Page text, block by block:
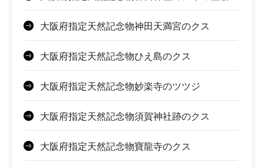
大阪府指定天然記念物神田天満宮のクス
大阪府指定天然記念物ひえ島のクス
大阪府指定天然記念物妙楽寺のツツジ
大阪府指定天然記念物須賀神社跡のクス
大阪府指定天然記念物寶龍寺のクス